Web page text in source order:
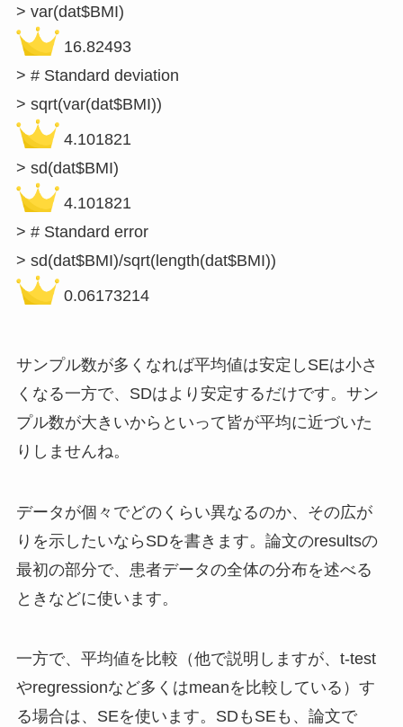
16.82493
> # Standard deviation
4.101821
4.101821
> # Standard error
0.06173214
サンプル数が多くなれば平均値は安定しSEは小さ
くなる一方で、SDはより安定するだけです。サン
プル数が大きいからといって皆が平均に近づいた
りしませんね。
データが個々でどのくらい異なるのか、その広が
りを示したいならSDを書きます。論文のresultsの
最初の部分で、患者データの全体の分布を述べる
ときなどに使います。
一方で、平均値を比較（他で説明しますが、t-test
やregressionなど多くはmeanを比較している）す
る場合は、SEを使います。SDもSEも、論文で